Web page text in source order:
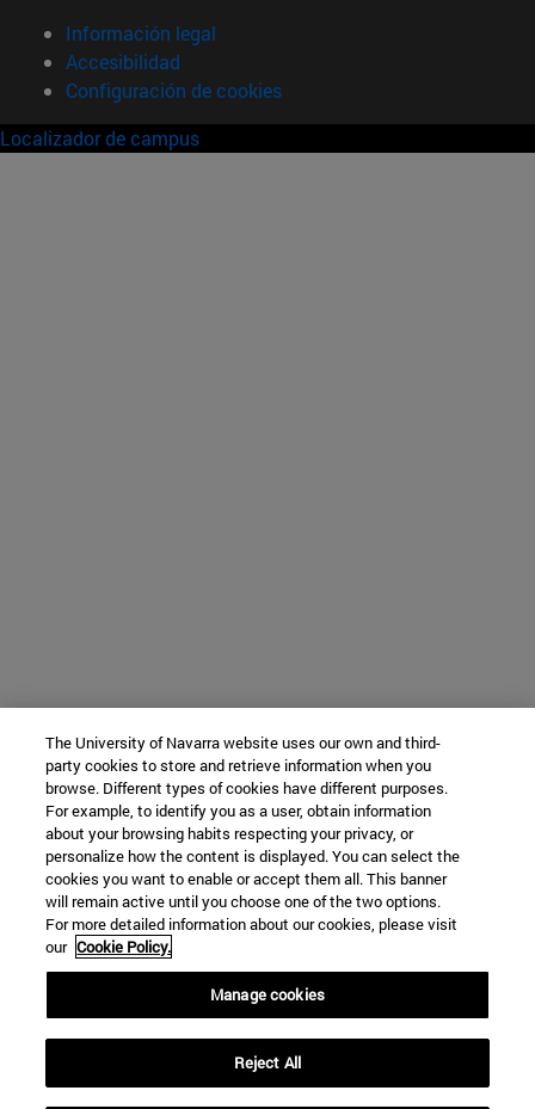
Información legal
Accesibilidad
Configuración de cookies
Localizador de campus
The University of Navarra website uses our own and third-
party cookies to store and retrieve information when you
browse. Different types of cookies have different purposes.
For example, to identify you as a user, obtain information
about your browsing habits respecting your privacy, or
personalize how the content is displayed. You can select the
cookies you want to enable or accept them all. This banner
will remain active until you choose one of the two options.
For more detailed information about our cookies, please visit
our Cookie Policy.
Manage cookies
Reject All